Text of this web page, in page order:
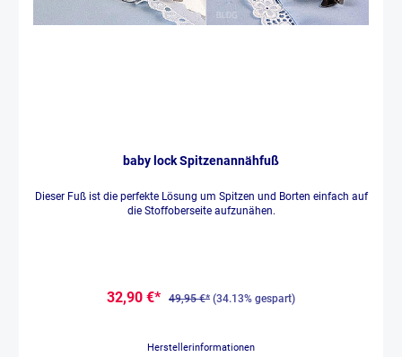
baby lock Spitzenannähfuß
Dieser Fuß ist die perfekte Lösung um Spitzen und Borten einfach auf
die Stoffoberseite aufzunähen.
32,90 €* 49,95 €* (34.13% gespart)
Herstellerinformationen